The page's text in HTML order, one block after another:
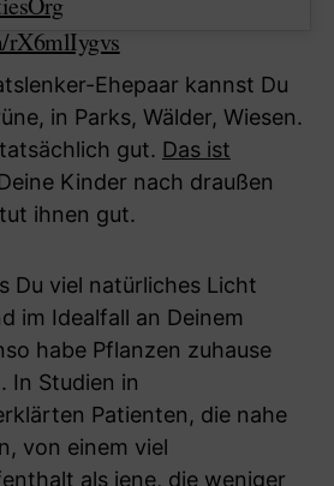
rX6mlIygvs
Ehepaar kannst Du
in Parks, Wälder, Wiesen.
gut. Das ist
Kinder nach draußen
ihnen gut.
Du viel natürliches Licht
im Idealfall an Deinem
habe Pflanzen zuhause
In Studien in
Patienten, die nahe
von einem viel
als jene, die weniger